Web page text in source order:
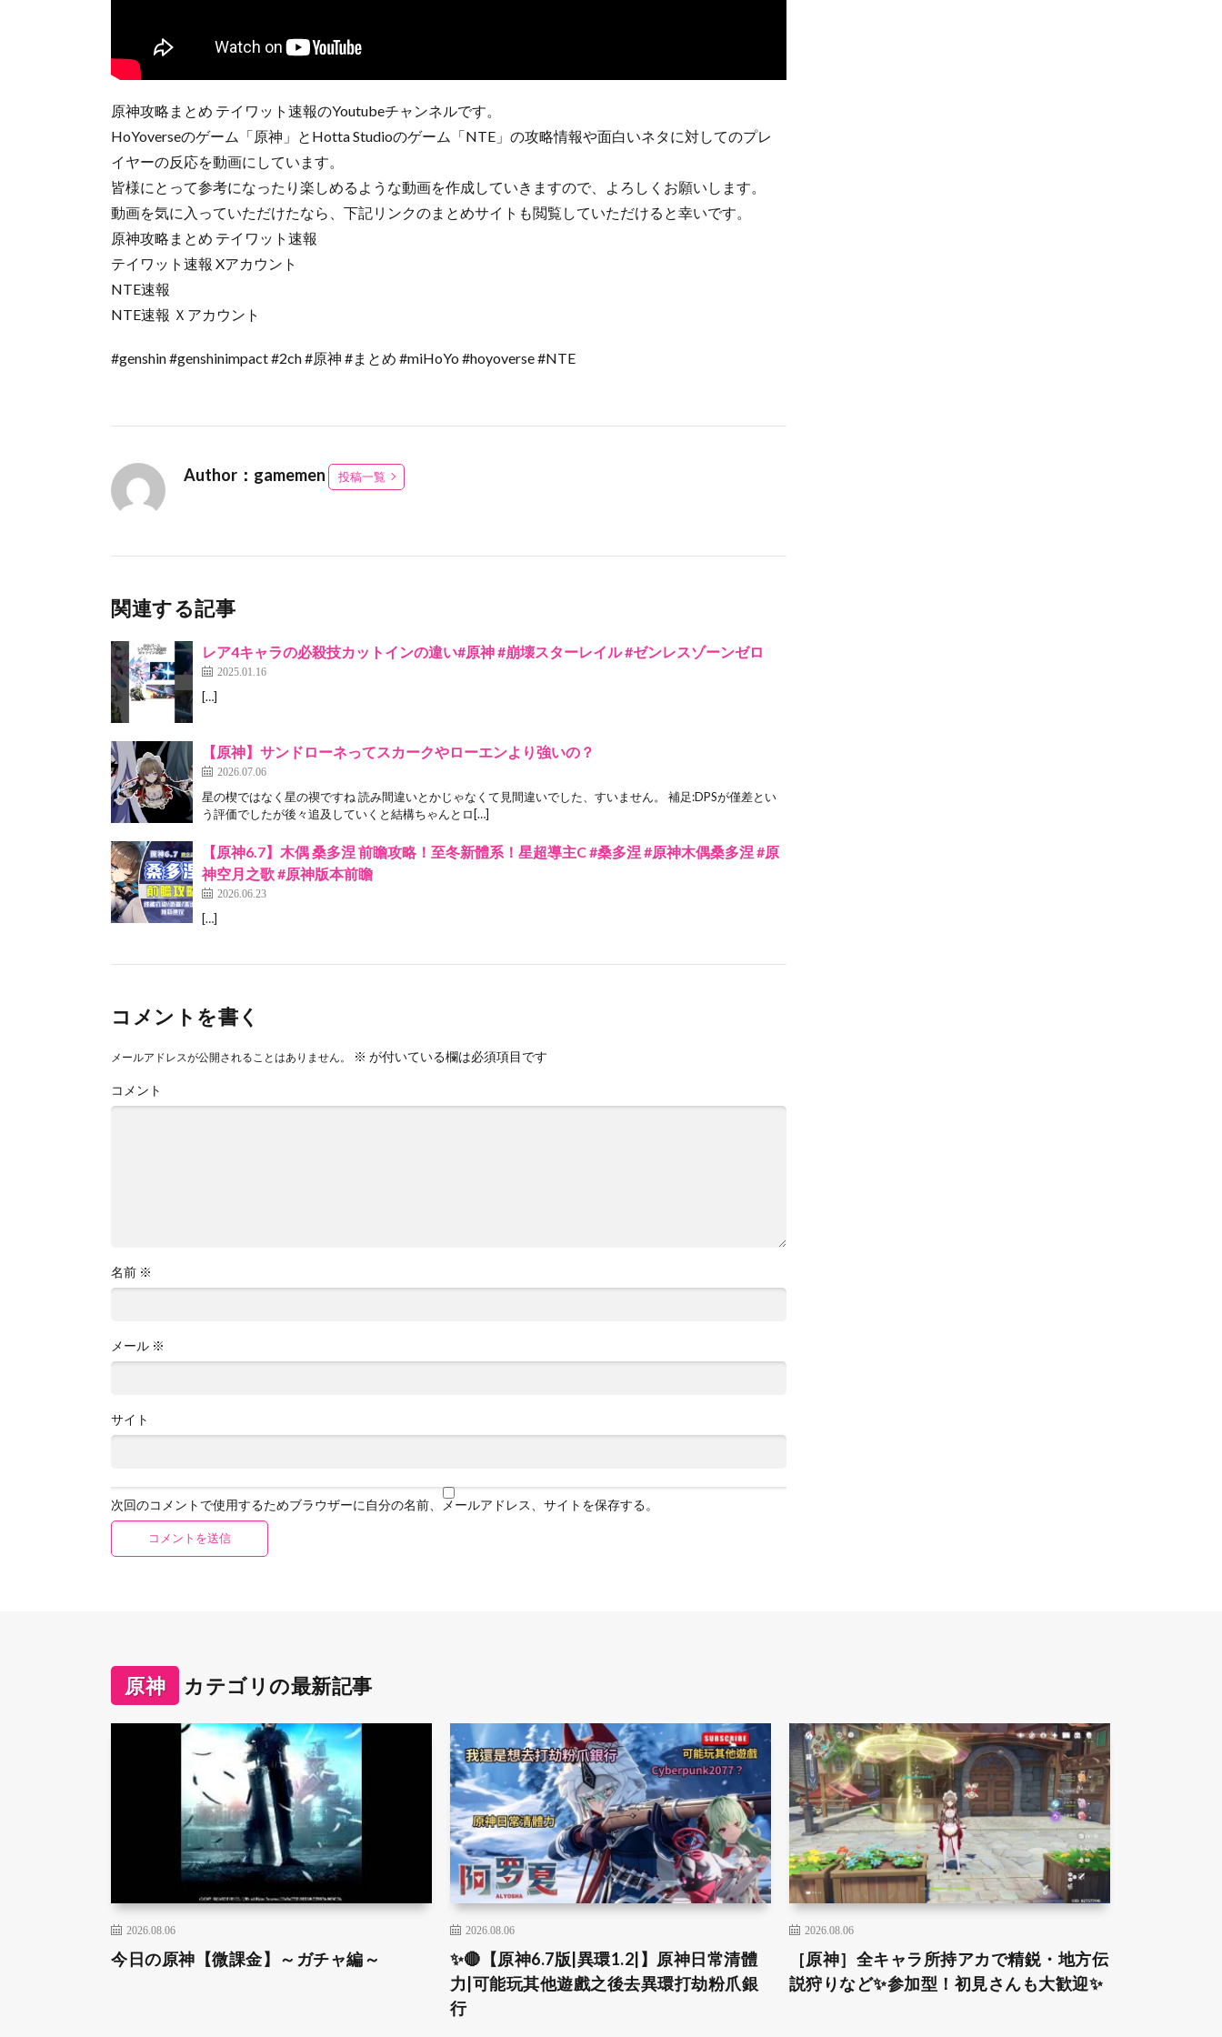
原神攻略まとめ テイワット速報のYoutubeチャンネルです。
HoYoverseのゲーム「原神」とHotta Studioのゲーム「NTE」の攻略情報や面白いネタに対してのプレ
イヤーの反応を動画にしています。
皆様にとって参考になったり楽しめるような動画を作成していきますので、よろしくお願いします。
動画を気に入っていただけたなら、下記リンクのまとめサイトも閲覧していただけると幸いです。
原神攻略まとめ テイワット速報
テイワット速報 Xアカウント
NTE速報
NTE速報 Ｘアカウント
#genshin #genshinimpact #2ch #原神 #まとめ #miHoYo #hoyoverse #NTE
Author：gamemen 投稿一覧
関連する記事
レア4キャラの必殺技カットインの違い#原神 #崩壊スターレイル #ゼンレスゾーンゼロ
2025.01.16
[…]
【原神】サンドローネってスカークやローエンより強いの？
2026.07.06
星の楔ではなく星の禊ですね 読み間違いとかじゃなくて見間違いでした、すいません。 補足:DPSが僅差とい
う評価でしたが後々追及していくと結構ちゃんとロ[…]
【原神6.7】木偶 桑多涅 前瞻攻略！至冬新體系！星超導主C #桑多涅 #原神木偶桑多涅 #原
神空月之歌 #原神版本前瞻
2026.06.23
[…]
コメントを書く
メールアドレスが公開されることはありません。 ※ が付いている欄は必須項目です
コメント
名前 ※
メール ※
サイト
次回のコメントで使用するためブラウザーに自分の名前、メールアドレス、サイトを保存する。
原神 カテゴリの最新記事
2026.08.06
今日の原神【微課金】～ガチャ編～
2026.08.06
✨🔴【原神6.7版|異環1.2|】原神日常清體
力|可能玩其他遊戲之後去異環打劫粉爪銀
行
2026.08.06
［原神］全キャラ所持アカで精鋭・地方伝
説狩りなど✨参加型！初見さんも大歓迎✨